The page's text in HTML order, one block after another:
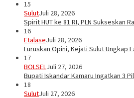
15
SulutJuli 28, 2026
Spirit HUT ke 81 RI, PLN Sukseskan
16
EtalaseJuli 28, 2026
Luruskan Opini, Kejati Sulut Ungkap
17
BOLSELJuli 27, 2026
Bupati Iskandar Kamaru Ingatkan 3
18
SulutJuli 27, 2026